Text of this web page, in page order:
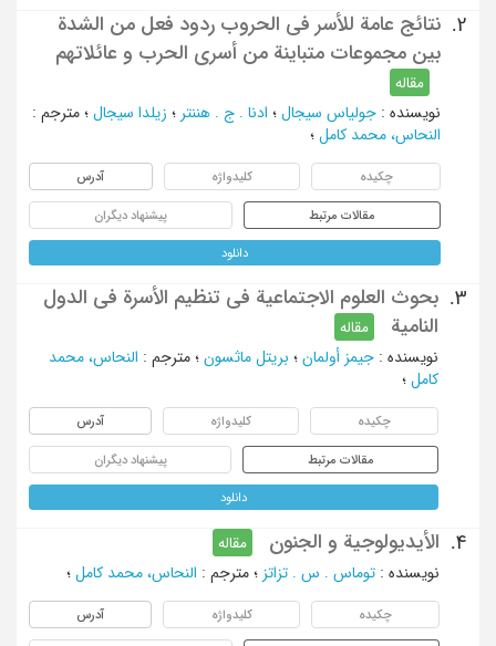
2.
نتائج عامة للأسر فی الحروب ردود فعل من الشدة
بین مجموعات متباینة من أسری الحرب و عائلاتهم
مقاله
نویسنده : جولیاس سیجال ؛ ادنا . ج . هننتر ؛ زیلدا سیجال ؛ مترجم :
النحاس، محمد کامل ؛
چکیده کلیدواژه آدرس
مقالات مرتبط پیشنهاد دیگران
دانلود
3.
بحوث العلوم الاجتماعیة فی تنظیم الأسرة فی الدول
النامیة
مقاله
نویسنده : جیمز أولمان ؛ بریتل ماثسون ؛ مترجم : النحاس، محمد
کامل ؛
چکیده کلیدواژه آدرس
مقالات مرتبط پیشنهاد دیگران
دانلود
4. الأیدیولوجیة و الجنون
مقاله
نویسنده : توماس . س . تزاتز ؛ مترجم : النحاس، محمد کامل ؛
چکیده کلیدواژه آدرس